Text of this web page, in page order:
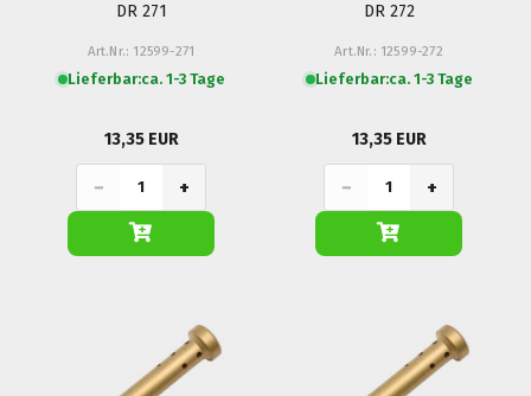
DR 271
Art.Nr.: 12599-271
Lieferbar:ca. 1-3 Tage
13,35 EUR
− +
DR 272
Art.Nr.: 12599-272
Lieferbar:ca. 1-3 Tage
13,35 EUR
− +